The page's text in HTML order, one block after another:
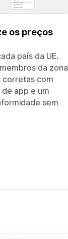
os preços
país da UE.
da zona
corretas com
app e um
sem